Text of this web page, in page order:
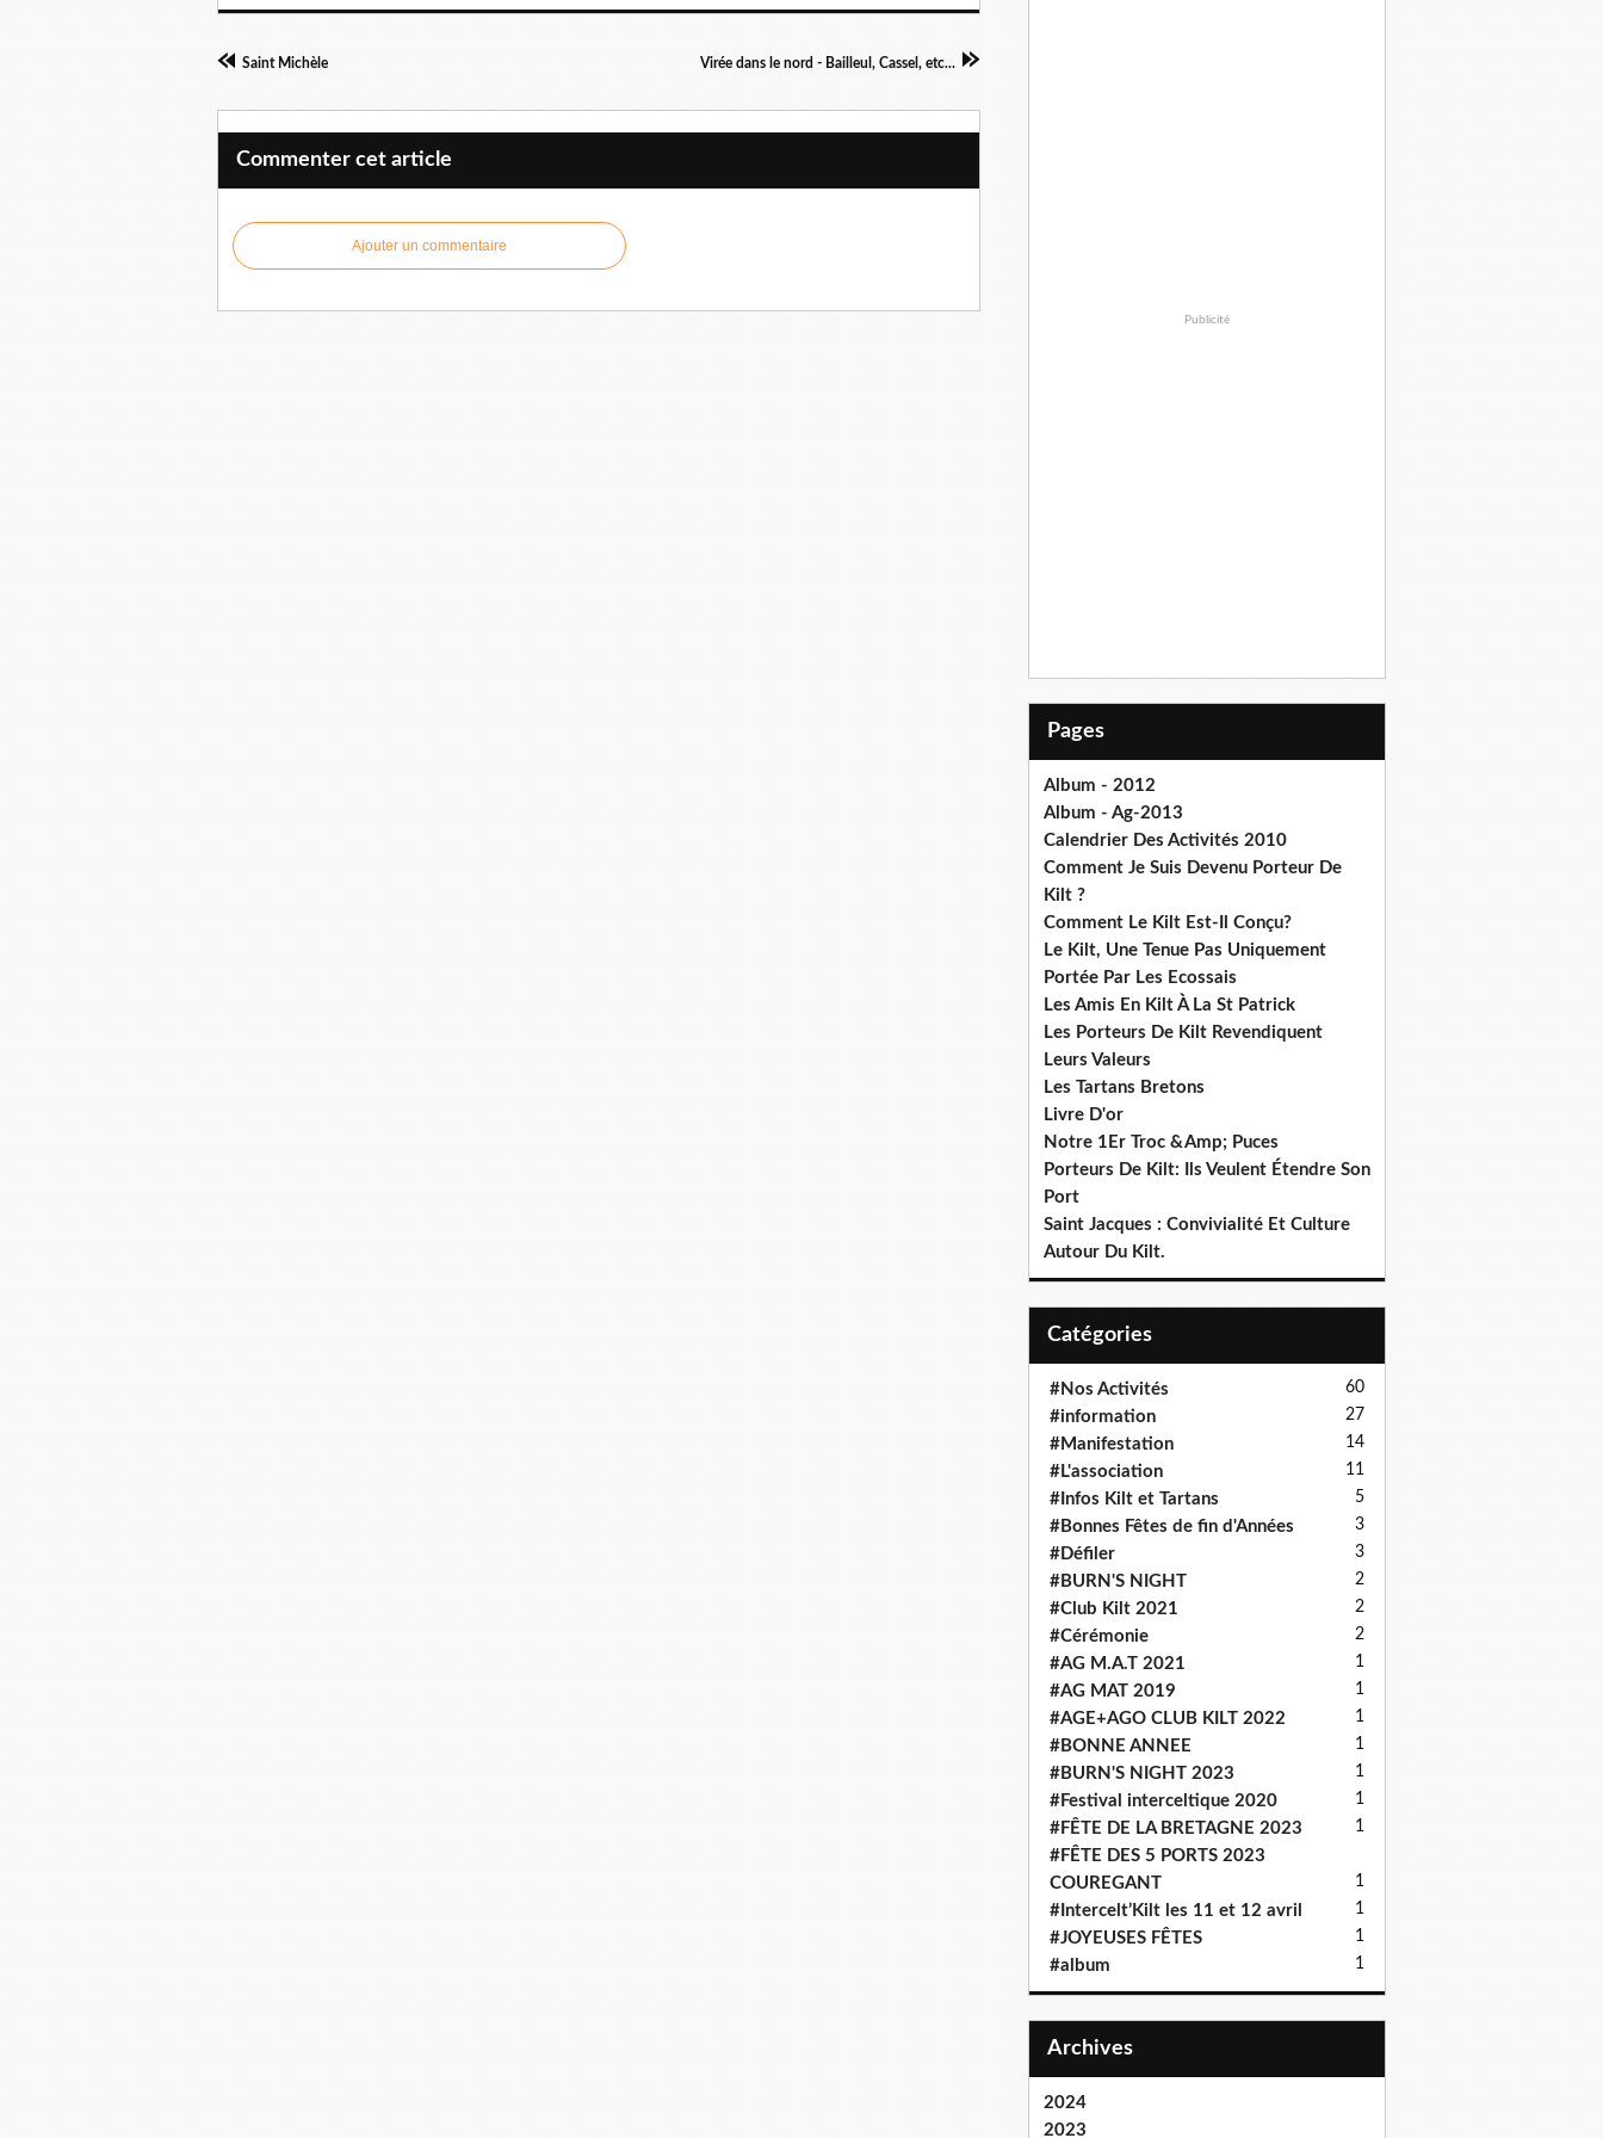
Saint Michèle Virée dans le nord - Bailleul, Cassel, etc...
Commenter cet article
Ajouter un commentaire
Publicité
Pages
Album - 2012
Album - Ag-2013
Calendrier Des Activités 2010
Comment Je Suis Devenu Porteur De
Kilt ?
Comment Le Kilt Est-Il Conçu?
Le Kilt, Une Tenue Pas Uniquement
Portée Par Les Ecossais
Les Amis En Kilt À La St Patrick
Les Porteurs De Kilt Revendiquent
Leurs Valeurs
Les Tartans Bretons
Livre D'or
Notre 1Er Troc &Amp; Puces
Porteurs De Kilt: Ils Veulent Étendre Son
Port
Saint Jacques : Convivialité Et Culture
Autour Du Kilt.
Catégories
#Nos Activités 60
#information 27
#Manifestation 14
#L'association 11
#Infos Kilt et Tartans 5
#Bonnes Fêtes de fin d'Années 3
#Défiler 3
#BURN'S NIGHT 2
#Club Kilt 2021 2
#Cérémonie 2
#AG M.A.T 2021 1
#AG MAT 2019 1
#AGE+AGO CLUB KILT 2022 1
#BONNE ANNEE 1
#BURN'S NIGHT 2023 1
#Festival interceltique 2020 1
#FÊTE DE LA BRETAGNE 2023 1
#FÊTE DES 5 PORTS 2023
COUREGANT
1
#Intercelt’Kilt les 11 et 12 avril 1
#JOYEUSES FÊTES 1
#album 1
Archives
2024
2023